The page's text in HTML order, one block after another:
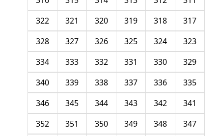
317
318
319
320
321
322
323
324
325
326
327
328
329
330
331
332
333
334
335
336
337
338
339
340
341
342
343
344
345
346
347
348
349
350
351
352